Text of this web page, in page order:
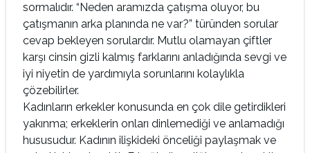
sormalıdır. “Neden aramızda çatışma oluyor, bu
çatışmanın arka planında ne var?” türünden sorular
cevap bekleyen sorulardır. Mutlu olamayan çiftler
karşı cinsin gizli kalmış farklarını anladığında sevgi ve
iyi niyetin de yardımıyla sorunlarını kolaylıkla
çözebilirler.
Kadınların erkekler konusunda en çok dile getirdikleri
yakınma; erkeklerin onları dinlemediği ve anlamadığı
hususudur. Kadının ilişkideki önceliği paylaşmak ve